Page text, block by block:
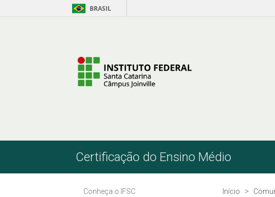
Pular para o Conteúdo BRASIL
Certificação do Ensino Médio
Conheça o IFSC Início